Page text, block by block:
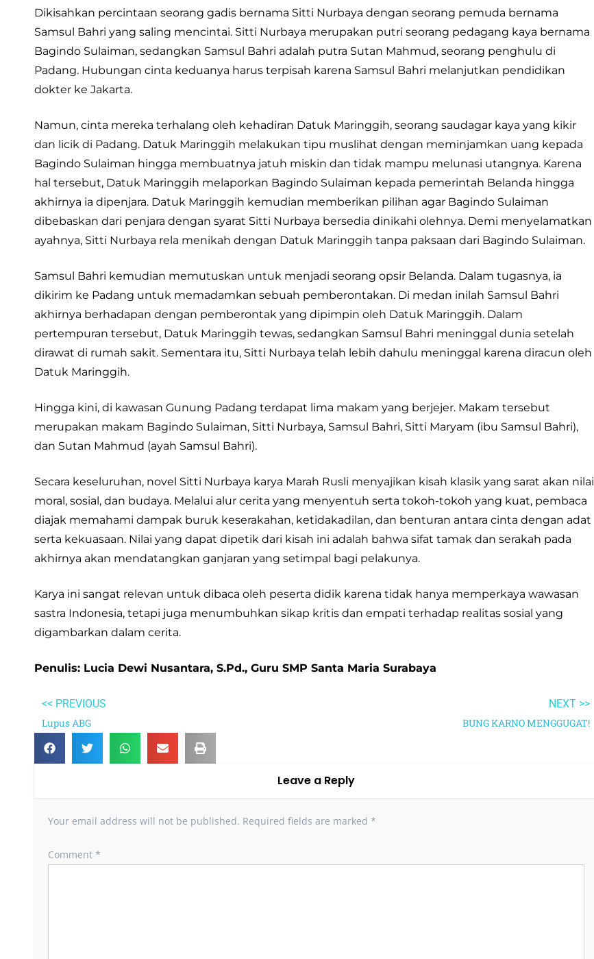
Dikisahkan percintaan seorang gadis bernama Sitti Nurbaya dengan seorang pemuda bernama
Samsul Bahri yang saling mencintai. Sitti Nurbaya merupakan putri seorang pedagang kaya bernama
Bagindo Sulaiman, sedangkan Samsul Bahri adalah putra Sutan Mahmud, seorang penghulu di
Padang. Hubungan cinta keduanya harus terpisah karena Samsul Bahri melanjutkan pendidikan
dokter ke Jakarta.
Namun, cinta mereka terhalang oleh kehadiran Datuk Maringgih, seorang saudagar kaya yang kikir
dan licik di Padang. Datuk Maringgih melakukan tipu muslihat dengan meminjamkan uang kepada
Bagindo Sulaiman hingga membuatnya jatuh miskin dan tidak mampu melunasi utangnya. Karena
hal tersebut, Datuk Maringgih melaporkan Bagindo Sulaiman kepada pemerintah Belanda hingga
akhirnya ia dipenjara. Datuk Maringgih kemudian memberikan pilihan agar Bagindo Sulaiman
dibebaskan dari penjara dengan syarat Sitti Nurbaya bersedia dinikahi olehnya. Demi menyelamatkan
ayahnya, Sitti Nurbaya rela menikah dengan Datuk Maringgih tanpa paksaan dari Bagindo Sulaiman.
Samsul Bahri kemudian memutuskan untuk menjadi seorang opsir Belanda. Dalam tugasnya, ia
dikirim ke Padang untuk memadamkan sebuah pemberontakan. Di medan inilah Samsul Bahri
akhirnya berhadapan dengan pemberontak yang dipimpin oleh Datuk Maringgih. Dalam
pertempuran tersebut, Datuk Maringgih tewas, sedangkan Samsul Bahri meninggal dunia setelah
dirawat di rumah sakit. Sementara itu, Sitti Nurbaya telah lebih dahulu meninggal karena diracun oleh
Datuk Maringgih.
Hingga kini, di kawasan Gunung Padang terdapat lima makam yang berjejer. Makam tersebut
merupakan makam Bagindo Sulaiman, Sitti Nurbaya, Samsul Bahri, Sitti Maryam (ibu Samsul Bahri),
dan Sutan Mahmud (ayah Samsul Bahri).
Secara keseluruhan, novel Sitti Nurbaya karya Marah Rusli menyajikan kisah klasik yang sarat akan nilai
moral, sosial, dan budaya. Melalui alur cerita yang menyentuh serta tokoh-tokoh yang kuat, pembaca
diajak memahami dampak buruk keserakahan, ketidakadilan, dan benturan antara cinta dengan adat
serta kekuasaan. Nilai yang dapat dipetik dari kisah ini adalah bahwa sifat tamak dan serakah pada
akhirnya akan mendatangkan ganjaran yang setimpal bagi pelakunya.
Karya ini sangat relevan untuk dibaca oleh peserta didik karena tidak hanya memperkaya wawasan
sastra Indonesia, tetapi juga menumbuhkan sikap kritis dan empati terhadap realitas sosial yang
digambarkan dalam cerita.
Penulis: Lucia Dewi Nusantara, S.Pd., Guru SMP Santa Maria Surabaya
<< PREVIOUS
Lupus ABG
NEXT >>
BUNG KARNO MENGGUGAT!
Leave a Reply
Your email address will not be published. Required fields are marked *
Comment *